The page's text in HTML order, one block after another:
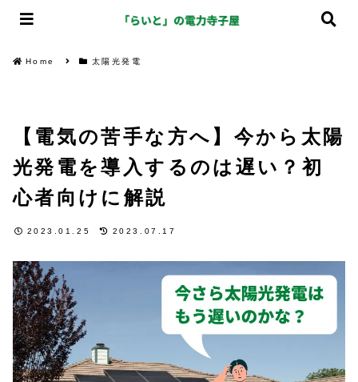
Home 太陽光発電
【電気の苦手な方へ】今から太陽
光発電を導入するのは遅い？初
心者向けに解説
2023.01.25 2023.07.17